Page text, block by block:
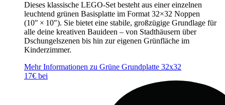
Dieses klassische LEGO-Set besteht aus einer einzelnen
leuchtend grünen Basisplatte im Format 32×32 Noppen
(10″ × 10″). Sie bietet eine stabile, großzügige Grundlage für
alle deine kreativen Bauideen – von Stadthäusern über
Dschungelszenen bis hin zur eigenen Grünfläche im
Kinderzimmer.
Mehr Informationen zu Grüne Grundplatte 32x32
17€ bei